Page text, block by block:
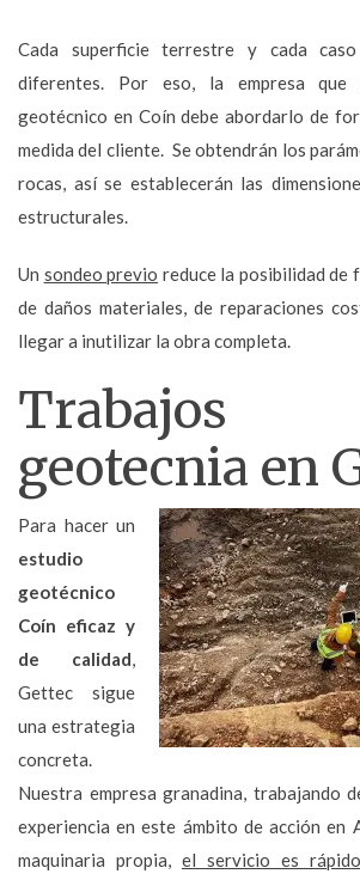
Cada superficie terrestre y cada
diferentes. Por eso, la empresa que
geotécnico en Coín debe abordarlo de
medida del cliente. Se obtendrán los
rocas, así se establecerán las
estructurales.
Un sondeo previo reduce la posibilidad de
de daños materiales, de reparaciones
llegar a inutilizar la obra completa.
geotecnia en
Para hacer un
estudio
geotécnico
Coín eficaz y
de calidad,
Gettec sigue
una estrategia
concreta.
Nuestra empresa granadina, trabajando
experiencia en este ámbito de acción en
maquinaria propia, el servicio es